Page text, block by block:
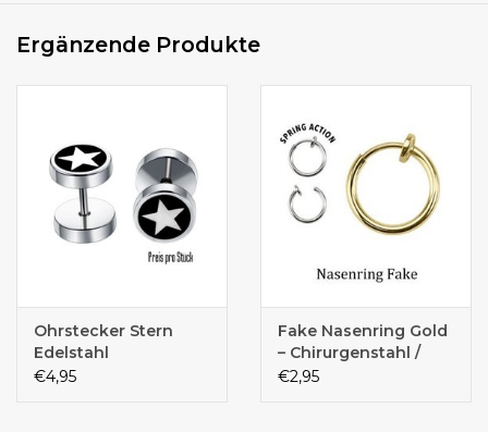
Ergänzende Produkte
Ohrstecker Stern
Edelstahl
€4,95
Fake Nasenring Gold
– Chirurgenstahl /
Titanium IP | 10 mm |
€2,95